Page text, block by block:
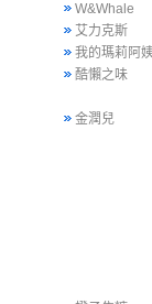
W&Whale
艾力克斯
我的瑪莉阿
酷懶之味
金潤兒